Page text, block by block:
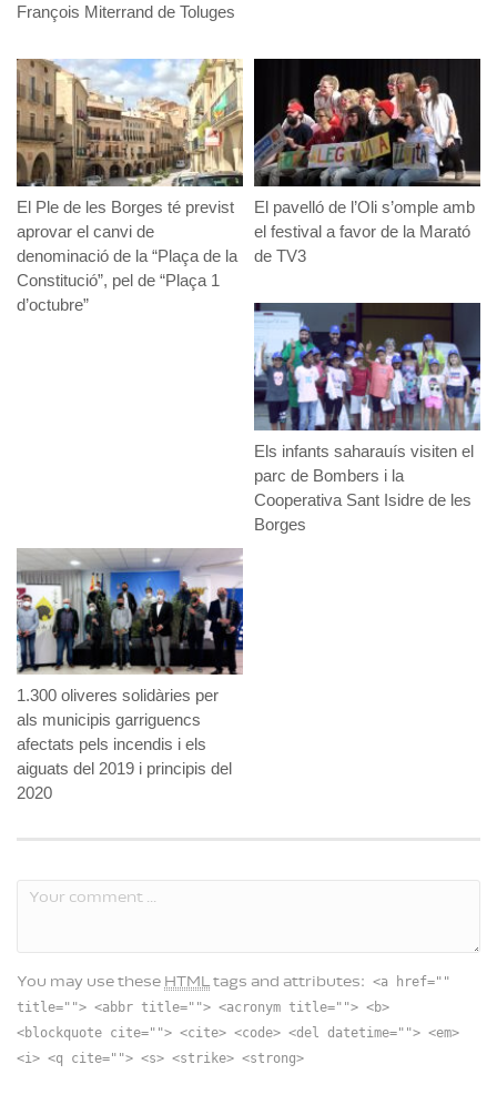
François Miterrand de Toluges
El Ple de les Borges té previst
aprovar el canvi de
denominació de la “Plaça de la
Constitució”, pel de “Plaça 1
d’octubre”
El pavelló de l’Oli s’omple amb
el festival a favor de la Marató
de TV3
Els infants saharauís visiten el
parc de Bombers i la
Cooperativa Sant Isidre de les
Borges
1.300 oliveres solidàries per
als municipis garriguencs
afectats pels incendis i els
aiguats del 2019 i principis del
2020
You may use these HTML tags and attributes:
<a href=""
title=""> <abbr title=""> <acronym title=""> <b>
<blockquote cite=""> <cite> <code> <del datetime=""> <em>
<i> <q cite=""> <s> <strike> <strong>